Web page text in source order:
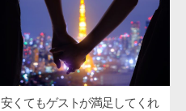
安くてもゲストが満足してくれ